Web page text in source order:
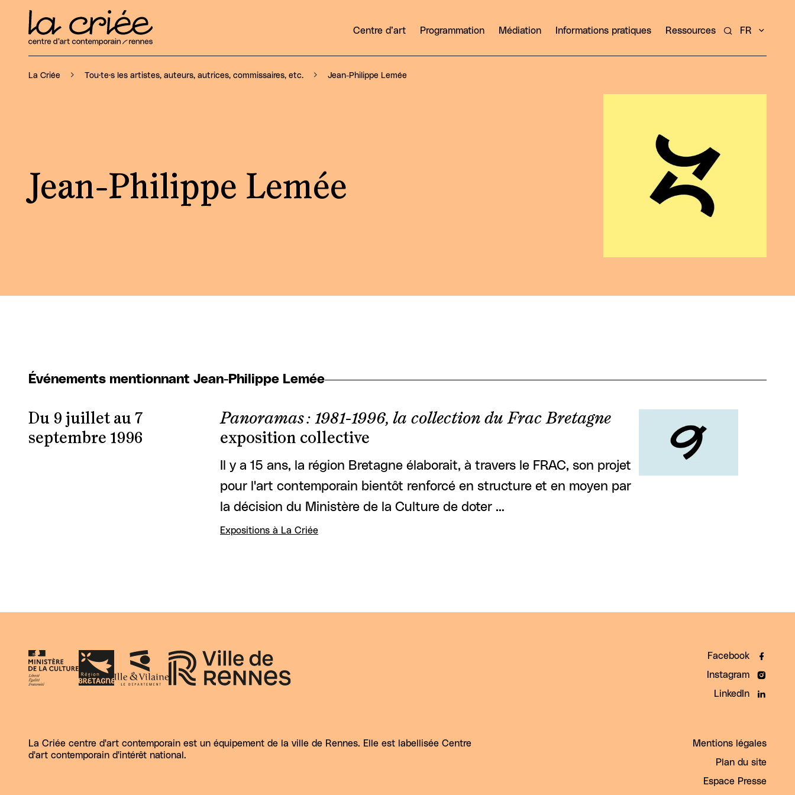
Centre d’art Programmation Médiation Informations pratiques Ressources Rechercher un
FR
La Criée Tou·te·s les artistes, auteurs, autrices, commissaires, etc. Jean-Philippe Lemée
Jean-Philippe Lemée
Événements mentionnant Jean-Philippe Lemée
Panoramas : 1981-1996, la collection du Frac Bretagne
exposition collective
Du 9 juillet au 7
septembre 1996
Il y a 15 ans, la région Bretagne élaborait, à travers le FRAC, son projet
pour l'art contemporain bientôt renforcé en structure et en moyen par
la décision du Ministère de la Culture de doter …
Expositions à La Criée
Facebook
Instagram
LinkedIn
La Criée centre d'art contemporain est un équipement de la ville de Rennes. Elle est labellisée Centre
d'art contemporain d'intérêt national.
Mentions légales
Plan du site
Espace Presse